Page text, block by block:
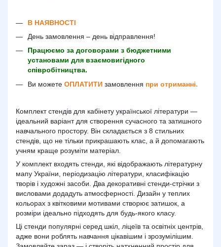
В НАЯВНОСТІ
День замовлення – день відправлення!
Працюємо за договорами з бюджетними
установами для взаємовигідного
співробітництва.
Ви можете ОПЛАТИТИ замовлення при отриманні.
Комплект стендів для кабінету української літератури —
ідеальний варіант для створення сучасного та затишного
навчального простору. Він складається з 8 стильних
стендів, що не тільки прикрашають клас, а й допомагають
учням краще розуміти матеріал.
У комплект входять стенди, які відображають літературну
мапу України, періодизацію літератури, класифікацію
творів і художні засоби. Два декоративні стенди-стрічки з
висловами додадуть атмосферності. Дизайн у теплих
кольорах з квітковими мотивами створює затишок, а
розміри ідеально підходять для будь-якого класу.
Ці стенди популярні серед шкіл, ліцеїв та освітніх центрів,
адже вони роблять навчання цікавішим і зрозумілішим.